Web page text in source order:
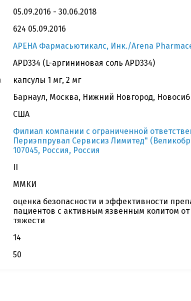
05.09.2016 - 30.06.2018
624 05.09.2016
АРЕНА Фармасьютикалс, Инк./Arena
APD334 (L-аргининовая соль APD334)
капсулы 1 мг, 2 мг
Барнаул, Москва, Нижний Новгород,
США
Филиал компании с ограниченной
Периэппрувал Сервисиз Лимитед"
107045, Россия, Россия
II
ММКИ
оценка безопасности и эффективности
пациентов с активным язвенным колитом
тяжести
14
50